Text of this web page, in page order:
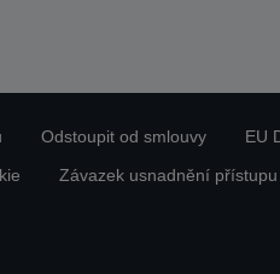
Odstoupit od smlouvy
EU
Závazek usnadnění